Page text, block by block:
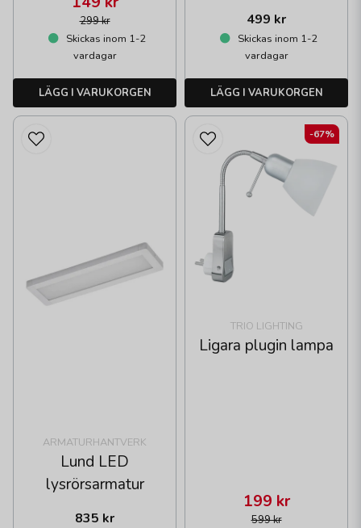
299 kr
Skickas inom 1-2
vardagar
LÄGG I VARUKORGEN
499 kr
Skickas inom 1-2
vardagar
LÄGG I VARUKORGEN
ARMATURHANTVERK
Lund LED
lysrörsarmatur
835 kr
TRIO LIGHTING
Ligara plugin lampa
599 kr
199 kr
-67%